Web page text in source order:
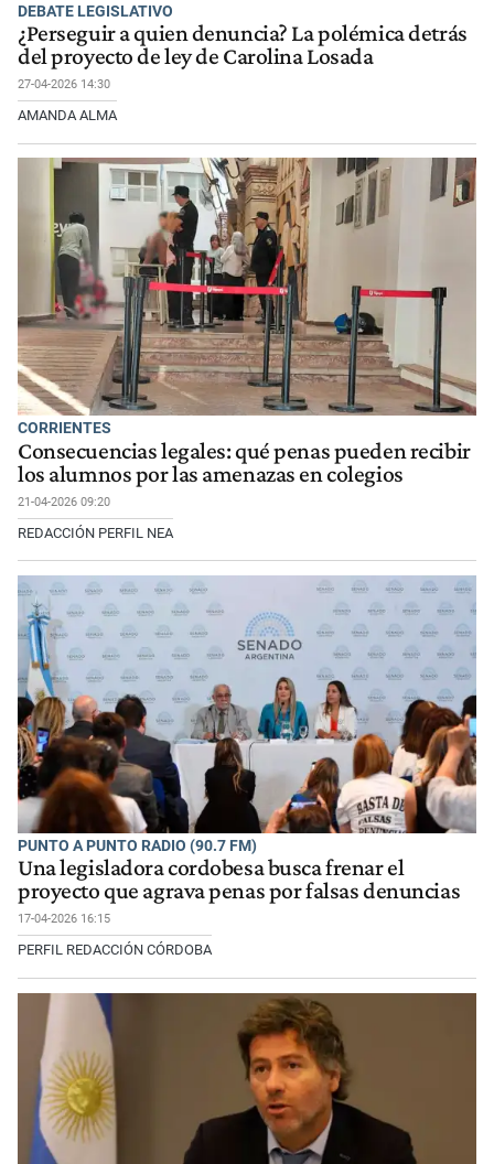
DEBATE LEGISLATIVO
¿Perseguir a quien denuncia? La polémica detrás
del proyecto de ley de Carolina Losada
27-04-2026 14:30
AMANDA ALMA
CORRIENTES
Consecuencias legales: qué penas pueden recibir
los alumnos por las amenazas en colegios
21-04-2026 09:20
REDACCIÓN PERFIL NEA
PUNTO A PUNTO RADIO (90.7 FM)
Una legisladora cordobesa busca frenar el
proyecto que agrava penas por falsas denuncias
17-04-2026 16:15
PERFIL REDACCIÓN CÓRDOBA